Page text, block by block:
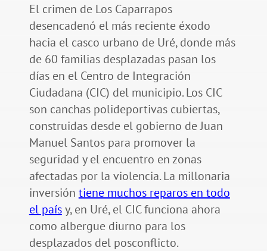
El crimen de Los Caparrapos
desencadenó el más reciente éxodo
hacia el casco urbano de Uré, donde más
de 60 familias desplazadas pasan los
días en el Centro de Integración
Ciudadana (CIC) del municipio. Los CIC
son canchas polideportivas cubiertas,
construidas desde el gobierno de Juan
Manuel Santos para promover la
seguridad y el encuentro en zonas
afectadas por la violencia. La millonaria
inversión tiene muchos reparos en todo
el paísy, en Uré, el CIC funciona ahora
como albergue diurno para los
desplazados del posconflicto.